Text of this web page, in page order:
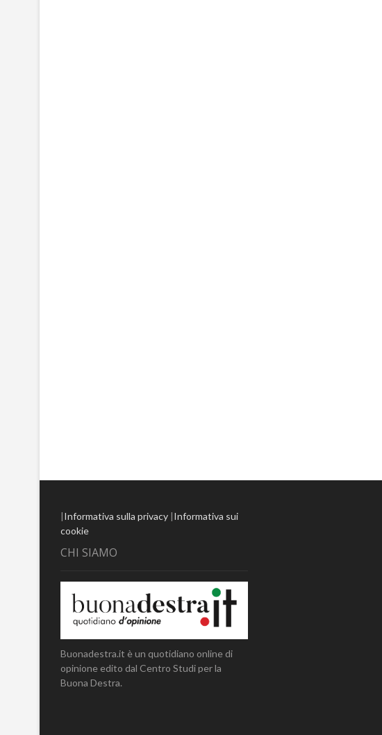
|Informativa sulla privacy |Informativa sui
cookie
CHI SIAMO
Buonadestra.it è un quotidiano online di
opinione edito dal Centro Studi per la
Buona Destra.